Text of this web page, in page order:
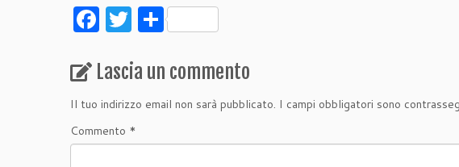
F
a
c
e
b
o
T
w
itt
er
C
o
n
di
di
Lascia un commento
Il tuo indirizzo email non sarà pubblicato. I campi obbligatori sono
Commento *